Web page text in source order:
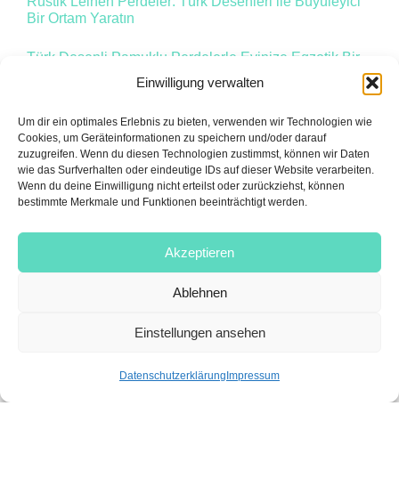
Einwilligung verwalten
Um dir ein optimales Erlebnis zu bieten, verwenden wir Technologien wie
Cookies, um Geräteinformationen zu speichern und/oder darauf
zuzugreifen. Wenn du diesen Technologien zustimmst, können wir Daten
wie das Surfverhalten oder eindeutige IDs auf dieser Website verarbeiten.
Wenn du deine Einwilligung nicht erteilst oder zurückziehst, können
bestimmte Merkmale und Funktionen beeinträchtigt werden.
Akzeptieren
Ablehnen
Einstellungen ansehen
Datenschutzerklärung Impressum
Bir Ortam Yaratın
Türk Desenli Pamuklu Perdelerle Evinize Egzotik Bir
Kahverengi-Türkis Perdeler: Evinize Katılan Zamanın
Ötesinde Zarafet
Akıllı Perde: Yaşamınızı Kolaylaştıran ve Konforunu
Artıran Teknoloji
1 2 Vor